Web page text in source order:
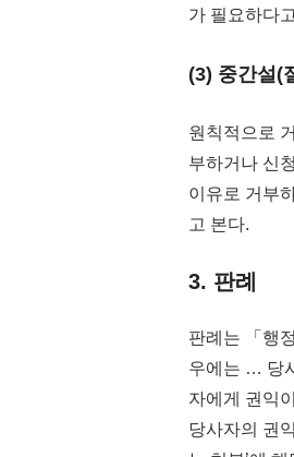
가 필요하다
(3) 중간설(
원칙적으로
부하거나 신
이유로 거부
고 본다.
3. 판례
판례는 「행
우에는 … 당
자에게 권익
당사자의 권